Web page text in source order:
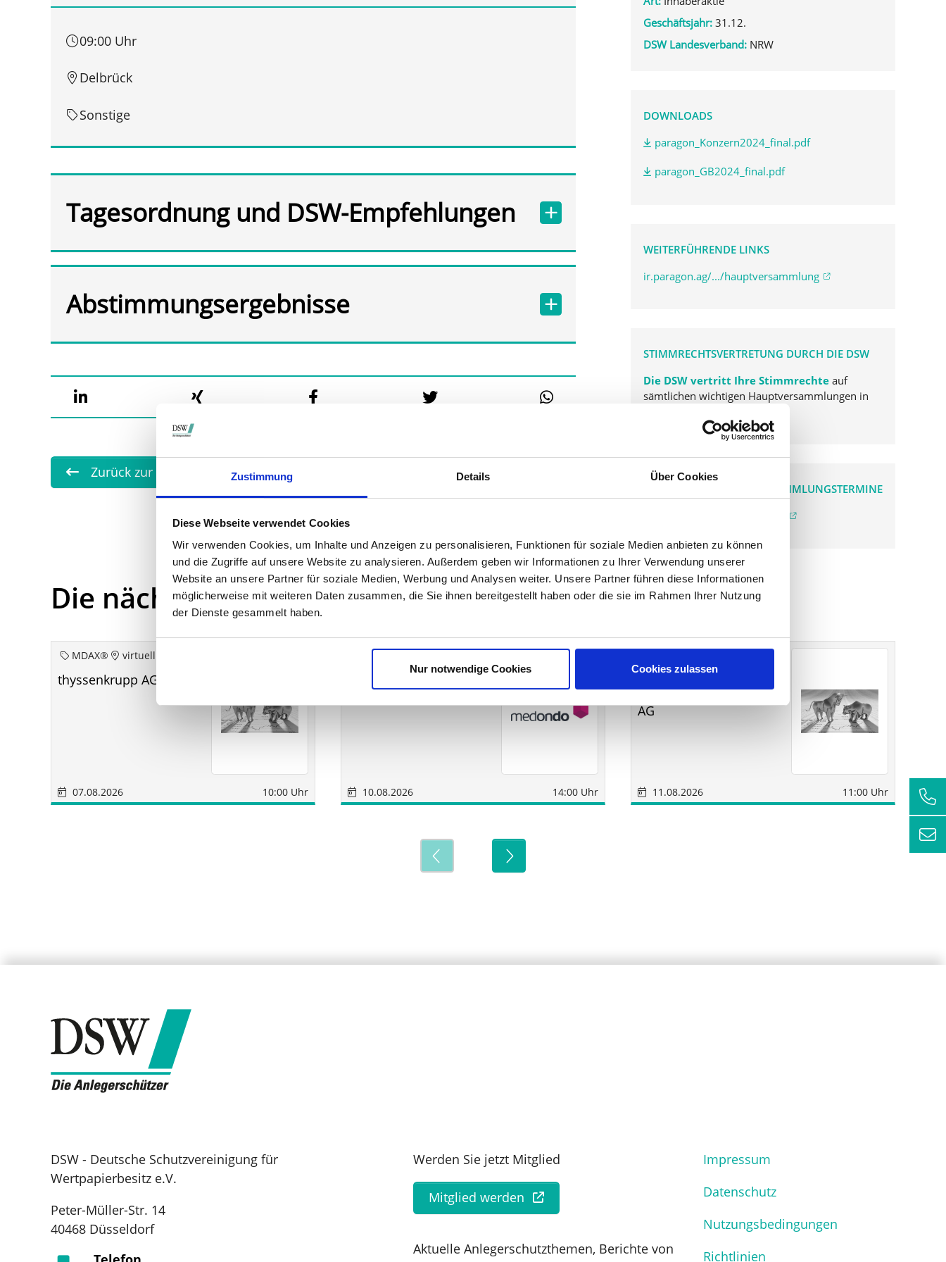
Zustimmung Details Über Cookies
Diese Webseite verwendet Cookies
Wir verwenden Cookies, um Inhalte und Anzeigen zu personalisieren, Funktionen für soziale Medien anbieten zu können
und die Zugriffe auf unsere Website zu analysieren. Außerdem geben wir Informationen zu Ihrer Verwendung unserer
Website an unsere Partner für soziale Medien, Werbung und Analysen weiter. Unsere Partner führen diese Informationen
möglicherweise mit weiteren Daten zusammen, die Sie ihnen bereitgestellt haben oder die sie im Rahmen Ihrer Nutzung
der Dienste gesammelt haben.
Nur notwendige Cookies Cookies zulassen
09:00 Uhr
Delbrück
Sonstige
Tagesordnung und DSW-Empfehlungen
Abstimmungsergebnisse
Zurück zur Übersicht
Geschäftsjahr: 31.12.
DSW Landesverband: NRW
DOWNLOADS
paragon_Konzern2024_final.pdf
paragon_GB2024_final.pdf
WEITERFÜHRENDE LINKS
ir.paragon.ag/.../hauptversammlung
STIMMRECHTSVERTRETUNG DURCH DIE DSW
Die DSW vertritt Ihre Stimmrechte auf
sämtlichen wichtigen Hauptversammlungen in
VERGANGENE HAUPTVERSAMMLUNGSTERMINE
Die nächsten Termine
MDAX® virtuell
thyssenkrupp AG aoHV
07.08.2026 10:00 Uhr
Sonstige
10.08.2026 14:00 Uhr
Wirtschaftsberatungs
AG
11.08.2026 11:00 Uhr
DSW - Deutsche Schutzvereinigung für
Wertpapierbesitz e.V.
Peter-Müller-Str. 14
40468 Düsseldorf
Werden Sie jetzt Mitglied
Mitglied werden
Aktuelle Anlegerschutzthemen, Berichte von
Impressum
Datenschutz
Nutzungsbedingungen
Richtlinien